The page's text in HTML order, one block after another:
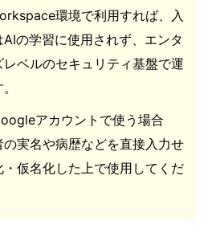
環境で利用すれば、入
AIの学習に使用されず、エンタ
レベルのセキュリティ基盤で運
アカウントで使う場合
の実名や病歴などを直接入力せ
仮名化した上で使用してくだ